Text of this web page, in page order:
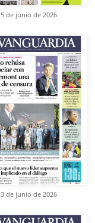
5 de junio de 2026
3 de junio de 2026